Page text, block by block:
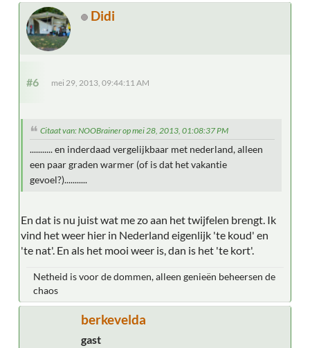
Didi
#6 mei 29, 2013, 09:44:11 AM
Citaat van: NOOBrainer op mei 28, 2013, 01:08:37 PM
........... en inderdaad vergelijkbaar met nederland, alleen
een paar graden warmer (of is dat het vakantie
gevoel?)...........
En dat is nu juist wat me zo aan het twijfelen brengt. Ik
vind het weer hier in Nederland eigenlijk 'te koud' en
'te nat'. En als het mooi weer is, dan is het 'te kort'.
Netheid is voor de dommen, alleen genieën beheersen de
chaos
berkevelda
gast